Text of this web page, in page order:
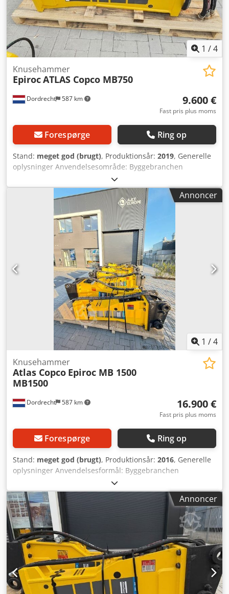
1 /4
Dordrecht 587 km
Knusehammer
EpirocATLAS Copco MB750
9.600 €
Fast pris plus moms
Forespørge Ring op
Stand: meget god (brugt), Produktionsår: 2019, Generelle
oplysninger Anvendelsesområde: Byggebranchen
Referencenummer: 2 Vægte Egenvægt: 750 kg Funktionelle
egenskaber Mål på lastrum: 120 x 80 x 60 cm CE-
mærkning: ja Vedligeholdelse, historik og tilstand Antal
tidligere ejere: 1 Teknisk tilstand: meget god Visuel
tilstand: meget god Dedpfxowurv Tj Abweck Yderligere
oplysninger Passer til følgende maskiner: 10 t - 17 t
Leveringsbetingelser: EXW Arbejdstryk: 140-170 bar
Nødvendigt hydraulisk flow: 120 l/min Slagfrekvens: 370-
840 Seneste inspektion: 2025-05-05 Produktionsland: DE
Yderligere oplysninger Kontakt Ö. Inalkac for yderligere
information.
Annoncer
1 /4
Dordrecht 587 km
Knusehammer
Atlas Copco Epiroc MB 1500
MB1500
16.900 €
Fast pris plus moms
Forespørge Ring op
Stand: meget god (brugt), Produktionsår: 2016, Generelle
oplysninger Anvendelsesformål: Byggebranchen
Referencenummer: 4 Vægte Egenvægt: 1.300 kg
Funktionelle egenskaber Lastrummets dimensioner: 200 x
70 x 60 cm CE-mærkning: ja Vedligeholdelse, historik og
tilstand Dsdpovpq Tbofx Abwjck Antal ejere: 1 Teknisk
tilstand: meget god Visuel tilstand: meget god Yderligere
oplysninger Passer til følgende maskiner: 17-29 ton
Leveringsbetingelser: EXW Arbejdstryk: 160-180 bar
Nødvendigt hydraulisk flow: 155 l/min Slagfrekvens: 330-
680 Seneste inspektion: 2025-01-02 Produktionsland: DE
Yderligere oplysninger Kontakt Ö. Inalkac for yderligere
information.
Annoncer